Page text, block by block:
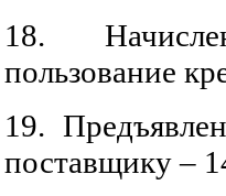
18.
пользование
19.
поставщику –